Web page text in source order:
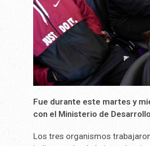
Fue durante este martes y
con el Ministerio de
Los tres organismos